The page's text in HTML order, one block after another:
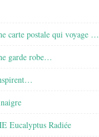
carte postale qui voyage …
garde robe…
Eucalyptus Radiée